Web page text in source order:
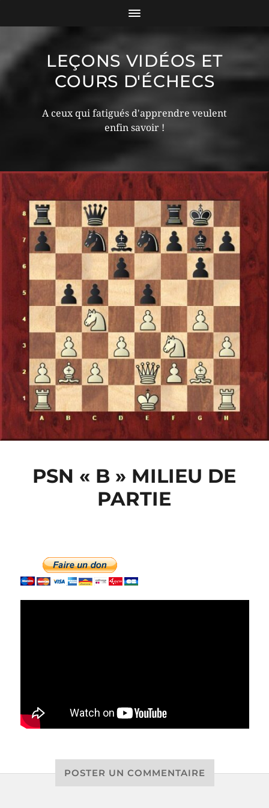
LEÇONS VIDÉOS ET
COURS D'ÉCHECS
A ceux qui fatigués d'apprendre veulent
enfin savoir !
PSN « B » MILIEU DE
PARTIE
POSTER UN COMMENTAIRE